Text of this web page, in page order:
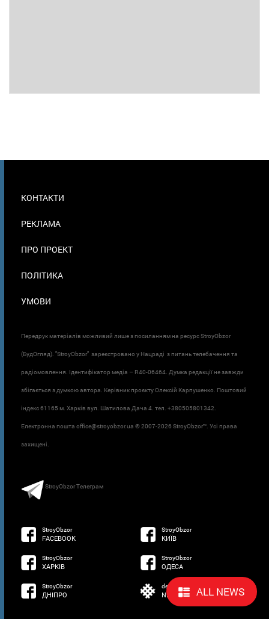
ALL NEWS
В
КОНТАКТИ
РЕКЛАМА
ПРО ПРОЕКТ
ПОЛІТИКА
УМОВИ
Передрук матеріалів можливий лише з посиланням на ресурс StroyObzor
(БудОгляд). "StroyObzor" зареєстровано у Нацраді з питань телебачення та
радіомовлення. Ідентифікатор медіа – R40-06464. Думка редакції не завжди
збігається з думкою автора. Керівник проєкту Олексій Карпушенко. Поштовий
індекс 61165 м. Харків вул. Шатилова Дача 4. тел. +380505801342.
Електронна пошта office@stroyobzor.ua © 2007-2026 StroyObzor™. Усі права
захищені.
StroyObzor Телеграм
StroyObzor
FACEBOOK
StroyObzor
КИЇВ
StroyObzor
ХАРКІВ
StroyObzor
ОДЕСА
StroyObzor
ДНІПРО
developed by
NETSOFTWARE